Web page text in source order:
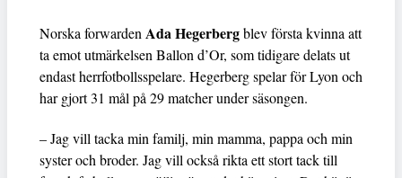
Norska forwarden Ada Hegerbergblev första kvinna att
ta emot utmärkelsen Ballon d’Or, som tidigare delats ut
endast herrfotbollsspelare. Hegerberg spelar för Lyon och
har gjort 31 mål på 29 matcher under säsongen.
– Jag vill tacka min familj, min mamma, pappa och min
syster och broder. Jag vill också rikta ett stort tack till